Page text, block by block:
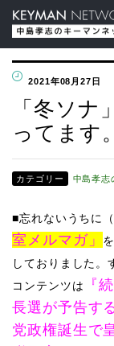
2021年08月27日
「冬ソナ
ってます。
カテゴリー 中島孝志
■忘れないうちに
室メルマガ」
しておりました。
コンテンツは
『
長選が予告す
党政権誕生で